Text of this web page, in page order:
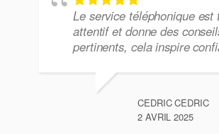
Le service téléphonique est
attentif et donne des
pertinents, cela inspire
CEDRIC CEDRIC
2 AVRIL 2025